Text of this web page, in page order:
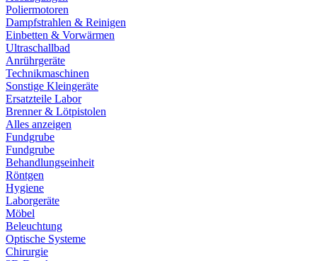
Poliermotoren
Dampfstrahlen & Reinigen
Einbetten & Vorwärmen
Ultraschallbad
Anrührgeräte
Technikmaschinen
Sonstige Kleingeräte
Ersatzteile Labor
Brenner & Lötpistolen
Alles anzeigen
Fundgrube
Fundgrube
Behandlungseinheit
Röntgen
Hygiene
Laborgeräte
Möbel
Beleuchtung
Optische Systeme
Chirurgie